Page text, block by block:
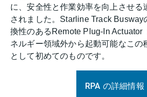
に、安全性と作業効率を向上させる
されました。Starline Track Busway
換性のあるRemote Plug-In Actuator
ネルギー領域外から起動可能なこの
として初めてのものです。
RPA の詳細情報